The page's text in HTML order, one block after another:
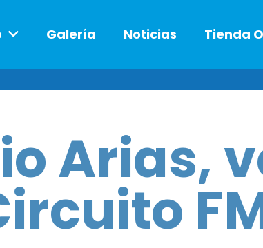
Galería Noticias Tienda
Arias,